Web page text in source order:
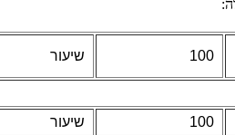
שיעור
שיעור